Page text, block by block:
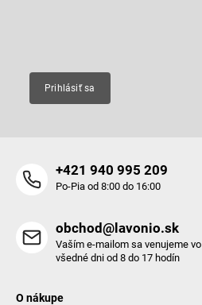
Prihlásiť sa
+421 940 995 209
Po-Pia od 8:00 do 16:00
obchod@lavonio.sk
Vaším e-mailom sa venujeme vo
všedné dni od 8 do 17 hodín
O nákupe